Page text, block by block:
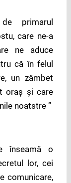
primarul
care ne-a
ne aduce
că în felul
un zâmbet
oraş şi care
noatstre ”
înseamă o
lor, cei
comunicare,